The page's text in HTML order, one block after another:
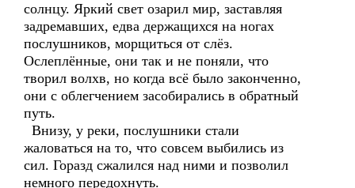
солнцу. Яркий свет озарил мир, заставляя
задремавших, едва держащихся на ногах
послушников, морщиться от слёз.
Ослеплённые, они так и не поняли, что
творил волхв, но когда всё было законченно,
они с облегчением засобирались в обратный
путь.
Внизу, у реки, послушники стали
жаловаться на то, что совсем выбились из
сил. Горазд сжалился над ними и позволил
немного передохнуть.